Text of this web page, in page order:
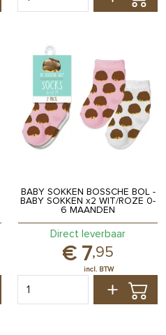
BABY SOKKEN BOSSCHE BOL -
BABY SOKKEN x2 WIT/ROZE 0-
6 MAANDEN
7,95
Direct leverbaar